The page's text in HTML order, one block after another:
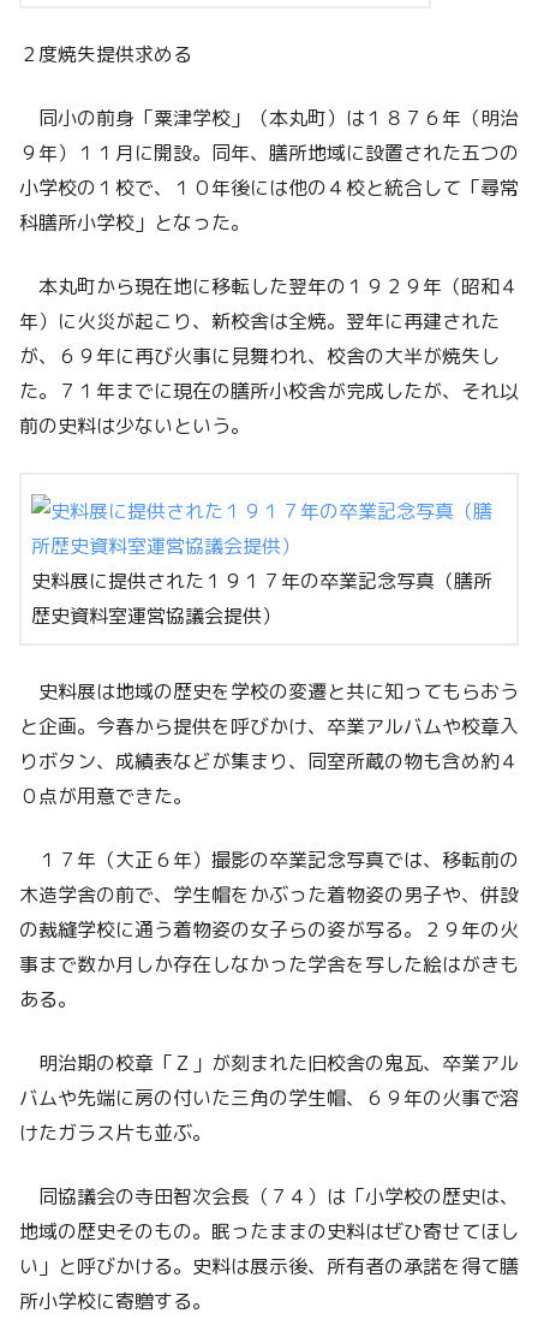
２度焼失提供求める
同小の前身「粟津学校」（本丸町）は１８７６年（明治
９年）１１月に開設。同年、膳所地域に設置された五つの
小学校の１校で、１０年後には他の４校と統合して「尋常
科膳所小学校」となった。
本丸町から現在地に移転した翌年の１９２９年（昭和４
年）に火災が起こり、新校舎は全焼。翌年に再建された
が、６９年に再び火事に見舞われ、校舎の大半が焼失し
た。７１年までに現在の膳所小校舎が完成したが、それ以
前の史料は少ないという。
史料展に提供された１９１７年の卒業記念写真（膳所
歴史資料室運営協議会提供）
史料展は地域の歴史を学校の変遷と共に知ってもらおう
と企画。今春から提供を呼びかけ、卒業アルバムや校章入
りボタン、成績表などが集まり、同室所蔵の物も含め約４
０点が用意できた。
１７年（大正６年）撮影の卒業記念写真では、移転前の
木造学舎の前で、学生帽をかぶった着物姿の男子や、併設
の裁縫学校に通う着物姿の女子らの姿が写る。２９年の火
事まで数か月しか存在しなかった学舎を写した絵はがきも
ある。
明治期の校章「Ｚ」が刻まれた旧校舎の鬼瓦、卒業アル
バムや先端に房の付いた三角の学生帽、６９年の火事で溶
けたガラス片も並ぶ。
同協議会の寺田智次会長（７４）は「小学校の歴史は、
地域の歴史そのもの。眠ったままの史料はぜひ寄せてほし
い」と呼びかける。史料は展示後、所有者の承諾を得て膳
所小学校に寄贈する。